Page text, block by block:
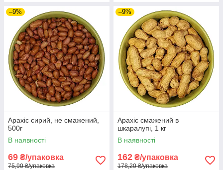
–9%
Арахіс сирий, не смажений,
500г
В наявності
69 ₴/упаковка
75,90 ₴/упаковка
–9%
Арахіс смажений в
шкаралупі, 1 кг
В наявності
162 ₴/упаковка
178,20 ₴/упаковка